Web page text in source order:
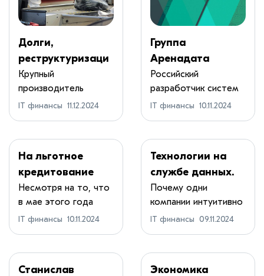
Долги,
реструктуризаци
я и новые планы:
как «Штрих-М»
пытается выйти
из кризиса
Крупный
производитель
кассового
IT финансы 11.12.2024
Группа
Аренадата
увеличила
выручку за
девять месяцев
на 114 %
Российский
разработчик систем
управления и
IT финансы 10.11.2024
На льготное
кредитование
строительства
ЦОД денег не
нашлось, но
Минцифры РФ
планирует
привлечь
Несмотря на то, что
в мае этого года
глава Минцифр...
IT финансы 10.11.2024
Технологии на
службе данных.
Как Т-Банк
оптимизировал
аналитику
Почему одни
компании интуитивно
двигаются на ощупь...
IT финансы 09.11.2024
Станислав
Экономика